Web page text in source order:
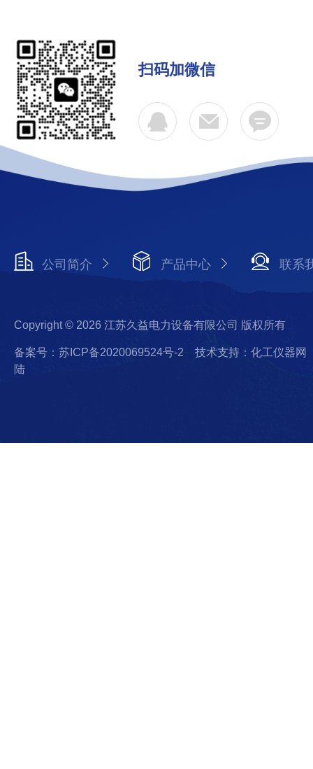
扫码加微信
公司简介 产品中心 联系
Copyright © 2026 江苏久益电力设备有限公司 版权所有
备案号：苏ICP备2020069524号-2
技术支持：化工仪器网
陆